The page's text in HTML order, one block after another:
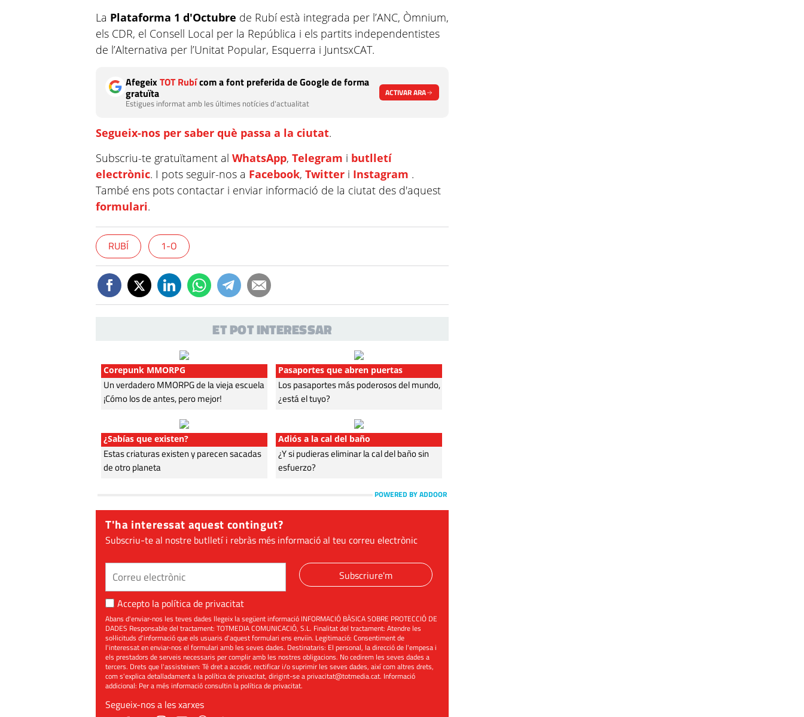
La Plataforma 1 d'Octubre de Rubí està integrada per l’ANC, Òmnium,
els CDR, el Consell Local per la República i els partits independentistes
de l’Alternativa per l’Unitat Popular, Esquerra i JuntsxCAT.
AfegeixTOT Rubícom a font preferida de Google de forma
gratuïta
Estigues informat amb les últimes notícies d'actualitat
ACTIVAR ARA
Segueix-nos per saber què passa a la ciutat.
Subscriu-te gratuïtament alWhatsApp,Telegram i butlletí
electrònic. I pots seguir-nos a Facebook,Twitter i Instagram .
També ens pots contactar i enviar informació de la ciutat des d'aquest
formulari.
RUBÍ 1-O
ET POT INTERESSAR
Corepunk MMORPG
Un verdadero MMORPG de la vieja escuela
¡Cómo los de antes, pero mejor!
Pasaportes que abren puertas
Los pasaportes más poderosos del mundo,
¿está el tuyo?
¿Sabías que existen?
Estas criaturas existen y parecen sacadas
de otro planeta
Adiós a la cal del baño
¿Y si pudieras eliminar la cal del baño sin
esfuerzo?
POWERED BY ADDOOR
T'ha interessat aquest contingut?
Subscriu-te al nostre butlletí i rebràs més informació al teu correu electrònic
Subscriure'm
Accepto la política de privacitat
Abans d'enviar-nos les teves dades llegeix la següent informació INFORMACIÓ BÀSICA SOBRE PROTECCIÓ DE
DADES Responsable del tractament: TOTMEDIA COMUNICACIÓ, S.L. Finalitat del tractament: Atendre les
sol·licituds d'informació que els usuaris d'aquest formulari ens enviïn. Legitimació: Consentiment de
l'interessat en enviar-nos el formulari amb les seves dades. Destinataris: El personal, la direcció de l'empesa i
els prestadors de serveis necessaris per complir amb les nostres obligacions. No cedirem les seves dades a
tercers. Drets que l'assisteixen: Té dret a accedir, rectificar i/o suprimir les seves dades, així com altres drets,
com s'explica detalladament a la política de privacitat, dirigint-se aprivacitat@totmedia.cat. Informació
addicional: Per a més informació consultin lapolítica de privacitat.
Segueix-nos a les xarxes